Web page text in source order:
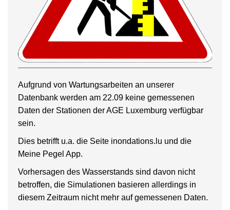
Aufgrund von Wartungsarbeiten an unserer
Datenbank werden am 22.09 keine gemessenen
Daten der Stationen der AGE Luxemburg verfügbar
sein.
Dies betrifft u.a. die Seite inondations.lu und die
Meine Pegel App.
Vorhersagen des Wasserstands sind davon nicht
betroffen, die Simulationen basieren allerdings in
diesem Zeitraum nicht mehr auf gemessenen Daten.